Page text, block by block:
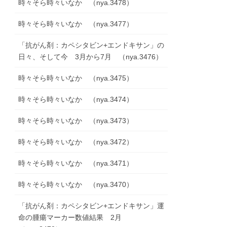
時々そら時々いなか （nya.3478）
時々そら時々いなか （nya.3477）
「抗がん剤：カペシタビン+エンドキサン」の
日々、そして今 3月から7月 （nya.3476）
時々そら時々いなか （nya.3475）
時々そら時々いなか （nya.3474）
時々そら時々いなか （nya.3473）
時々そら時々いなか （nya.3472）
時々そら時々いなか （nya.3471）
時々そら時々いなか （nya.3470）
「抗がん剤：カペシタビン+エンドキサン」運
命の腫瘍マーカー数値結果 2月